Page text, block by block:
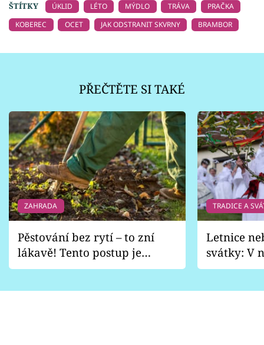
ŠTÍTKY
ÚKLID LÉTO MÝDLO TRÁVA
PRAČKA
KOBEREC
OCET JAK ODSTRANIT SKVRNY BRAMBOR
PŘEČTĚTE SI TAKÉ
ZAHRADA
Pěstování bez rytí – to zní
lákavě! Tento postup je
vhodný jen pro některé
TRADICE A
Letnice
svátky: V
pondělí